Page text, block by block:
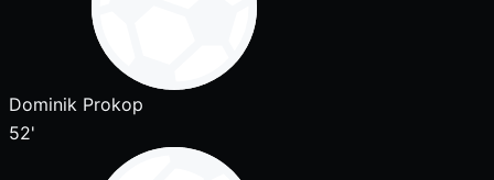
Dominik Prokop
52'